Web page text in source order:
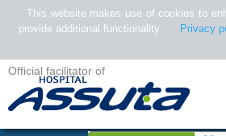
Official facilitator of
This website makes use of cookies to
provide additional functionality.
Privacy